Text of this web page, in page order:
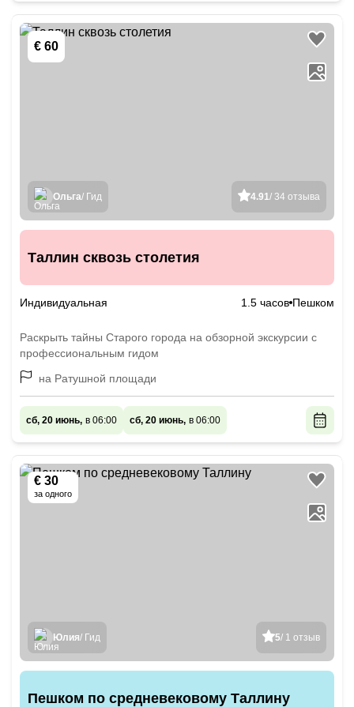
€ 60
4.91/ 34 отзыва
Ольга/ Гид
Таллин сквозь столетия
Индивидуальная 1.5 часов Пешком
Раскрыть тайны Старого города на обзорной экскурсии с
профессиональным гидом
на Ратушной площади
сб, 20 июнь, в 06:00 сб, 20 июнь, в 06:00
€ 30
за одного
5/ 1 отзыв
Юлия/ Гид
Пешком по средневековому Таллину